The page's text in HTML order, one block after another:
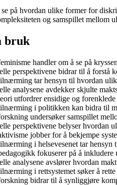
på hvordan ulike former for
og samspillet mellom
bruk
handler om å se på
perspektivene bidrar til å forstå
tar hensyn til hvordan
analysene avdekker skjulte
utfordrer ensidige og
i politikken kan bidra til
undersøker samspillet
perspektivene belyser hvordan
jobber for å bekjempe
i helsevesenet tar
fokuserer på å
analysene avslører hvordan
i rettsystemet søker å
bidrar til å synliggjøre